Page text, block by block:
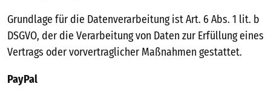
Grundlage für die Datenverarbeitung ist Art. 6 Abs. 1 lit. b
DSGVO, der die Verarbeitung von Daten zur Erfüllung eines
Vertrags oder vorvertraglicher Maßnahmen gestattet.
PayPal